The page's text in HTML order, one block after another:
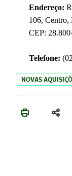
Endereço:
106, Centro,
CEP:
Telefone:
NOVAS